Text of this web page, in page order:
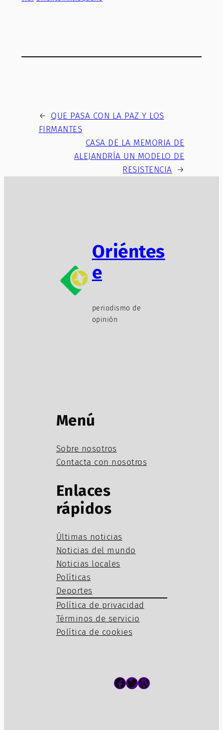
← QUE PASA CON LA PAZ Y LOS
FIRMANTES
CASA DE LA MEMORIA DE
ALEJANDRÍA UN MODELO DE
RESISTENCIA →
Oriéntes
e
periodismo de
opinión
Menú
Sobre nosotros
Contacta con nosotros
Enlaces
rápidos
Últimas noticias
Noticias del mundo
Noticias locales
Políticas
Deportes
Política de privacidad
Términos de servicio
Política de cookies
Facebook Twitter WordPress